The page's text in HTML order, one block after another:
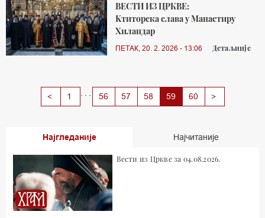
ВЕСТИ ИЗ ЦРКВЕ:
Kтиторска слава у Манастиру
Хиландар
ПЕТАК, 20. 2. 2026 - 13:06 Детаљније
< 1 56 57 58 59 60 >
Најгледаније Најчитаније
Вести из Цркве за 04.08.2026.